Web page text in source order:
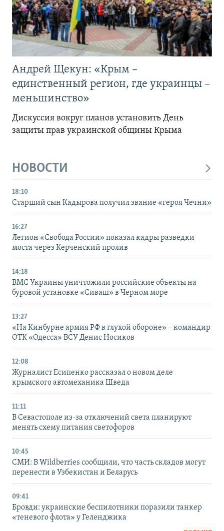
Андрей Щекун: «Крым –
единственный регион, где украинцы –
меньшинство»
Дискуссия вокруг планов установить День
защиты прав украинской общины Крыма
НОВОСТИ
18:10
Старший сын Кадырова получил звание «героя Чечни»
16:27
Легион «Свобода России» показал кадры разведки
моста через Керченский пролив
14:18
ВМС Украины уничтожили российские объекты на
буровой установке «Сиваш» в Черном море
13:27
«На Кинбурне армия РФ в глухой обороне» – командир
ОТК «Одесса» ВСУ Денис Носиков
12:08
Журналист Есипенко рассказал о новом деле
крымского автомеханика Шведа
11:11
В Севастополе из-за отключений света планируют
менять схему питания светофоров
10:45
СМИ: В Wildberries сообщили, что часть складов могут
перенести в Узбекистан и Беларусь
09:41
Бровди: украинские беспилотники поразили танкер
«теневого флота» у Геленджика